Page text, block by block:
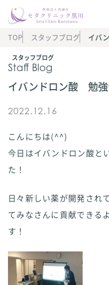
スタッフブログ
Staff Blog
TOP スタッフブログ イバ
イバンドロン酸 勉
2022.12.16
こんにちは(^^)
今日はイバンドロン酸と
た！
日々新しい薬が開発され
てみなさんに貢献できる
す！